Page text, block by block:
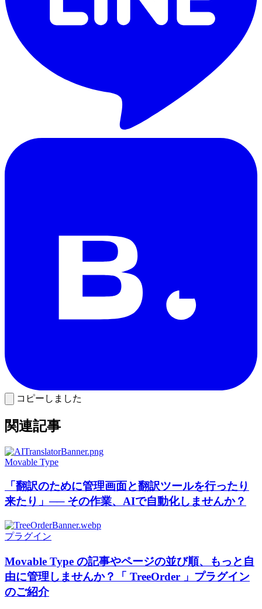
コピーしました
関連記事
Movable Type
「翻訳のために管理画面と翻訳ツールを行ったり
来たり」── その作業、AIで自動化しませんか？
プラグイン
Movable Type の記事やページの並び順、もっと自
由に管理しませんか？「 TreeOrder 」プラグイン
のご紹介